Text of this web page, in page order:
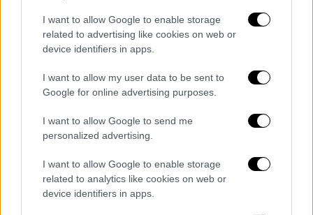
I want to allow Google to enable storage
related to advertising like cookies on web or
device identifiers in apps.
I want to allow my user data to be sent to
Google for online advertising purposes.
I want to allow Google to send me
personalized advertising.
I want to allow Google to enable storage
related to analytics like cookies on web or
device identifiers in apps.
άνδρες
που ήταν στο πάρτι. Αυτοί
επειδή ήμουν σε άσχημη κατάσταση με
κάλεσαν στο δωμάτιό τους λέγοντάς μου ότι
είναι καλύτερο». Σύμφωνα με το Mega, η
κοπέλα κατέθεσε ότι πρόκειται για
δύο
αδέρφια γόνους γνωστής επιχειρηματικής
οικογένειας της Αθήνας και ακόμα έναν
άνδρα. Από εκεί και πέρα δεν θυμάται
κατηγορούμενους έχει παραδεχθεί πως
συνευρέθηκε ερωτικά με τηνκοπέλα
ισχυρίζεται ότι αυτό έγινε με τη